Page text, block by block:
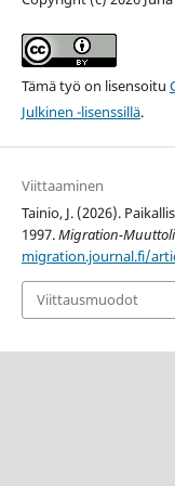
Tämä työ on lisensoitu
Julkinen -lisenssillä.
Viittaaminen
Tainio, J. (2026).
1997.Migration-
migration.journal.fi/
Viittausmuodot